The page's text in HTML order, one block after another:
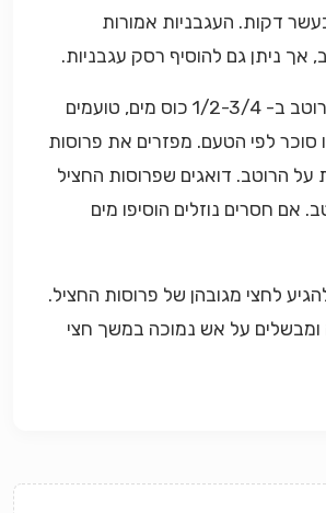
דקות. העגבניות אמורות
אך ניתן גם להוסיף רסק עגבניות.
5. מוהלים את הרוטב ב- 1/2-3/4 כוס מים, טועמים
סוכר לפי הטעם. מפזרים את פרוסות
על הרוטב. דואגים שפרוסות החציל
אם חסרים נוזלים הוסיפו מים
לחצי מגובהן של פרוסות החציל.
ומבשלים על אש נמוכה במשך חצי